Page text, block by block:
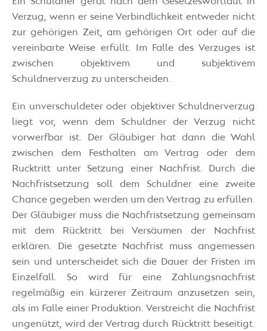
Verzug, wenn er seine Verbindlichkeit entweder nicht
zur gehörigen Zeit, am gehörigen Ort oder auf die
vereinbarte Weise erfüllt. Im Falle des Verzuges ist
zwischen objektivem und subjektivem
Schuldnerverzug zu unterscheiden.
Ein unverschuldeter oder objektiver Schuldnerverzug
liegt vor, wenn dem Schuldner der Verzug nicht
vorwerfbar ist. Der Gläubiger hat dann die Wahl
zwischen dem Festhalten am Vertrag oder dem
Rucktritt unter Setzung einer Nachfrist. Durch die
Nachfristsetzung soll dem Schuldner eine zweite
Chance gegeben werden um den Vertrag zu erfüllen.
Der Gläubiger muss die Nachfristsetzung gemeinsam
mit dem Rücktritt bei Versäumen der Nachfrist
erklären. Die gesetzte Nachfrist muss angemessen
sein und unterscheidet sich die Dauer der Fristen im
Einzelfall. So wird für eine Zahlungsnachfrist
regelmäßig ein kürzerer Zeitraum anzusetzen sein,
als im Falle einer Produktion. Verstreicht die Nachfrist
ungenützt, wird der Vertrag durch Rücktritt beseitigt.